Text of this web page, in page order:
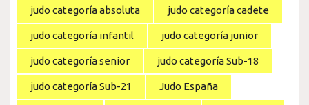
judo categoría absoluta judo categoría cadete
judo categoría infantil judo categoría junior
judo categoría senior judo categoría Sub-18
judo categoría Sub-21 Judo España